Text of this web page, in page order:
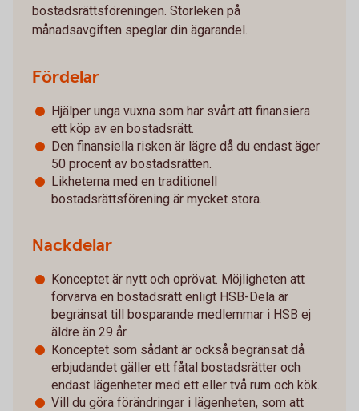
bostadsrättsföreningen. Storleken på
månadsavgiften speglar din ägarandel.
Fördelar
Hjälper unga vuxna som har svårt att finansiera
ett köp av en bostadsrätt.
Den finansiella risken är lägre då du endast äger
50 procent av bostadsrätten.
Likheterna med en traditionell
bostadsrättsförening är mycket stora.
Nackdelar
Konceptet är nytt och oprövat. Möjligheten att
förvärva en bostadsrätt enligt HSB-Dela är
begränsat till bosparande medlemmar i HSB ej
äldre än 29 år.
Konceptet som sådant är också begränsat då
erbjudandet gäller ett fåtal bostadsrätter och
endast lägenheter med ett eller två rum och kök.
Vill du göra förändringar i lägenheten, som att